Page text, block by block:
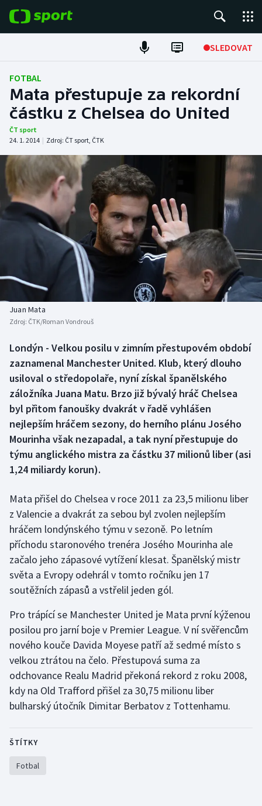
SLEDOVAT
Fotbal
Hokej
Tenis
Atletika
Cyklistika
DALŠÍ SPORTY
Americký fotbal
Baseball a softbal
Biatlon
Boby a skeleton
Box
Curling
Dostihy
Florbal
Futsal
Golf
Gymnastika
Házená
Jezdectví
Judo
Krasobruslení
Lezení
Moderní pětiboj
NEPŘEHLÉDNĚTE
Historické návraty
Aplikace ČT sport
AZ kvíz
FOTBAL
Mata přestupuje za rekordní
částku z Chelsea do United
ČT sport
24. 1. 2014 | Zdroj: ČT sport, ČTK
Juan Mata
Zdroj: ČTK/Roman Vondrouš
Londýn - Velkou posilu v zimním přestupovém období
zaznamenal Manchester United. Klub, který dlouho
usiloval o středopolaře, nyní získal španělského
záložníka Juana Matu. Brzo již bývalý hráč Chelsea
byl přitom fanoušky dvakrát v řadě vyhlášen
nejlepším hráčem sezony, do herního plánu Josého
Mourinha však nezapadal, a tak nyní přestupuje do
týmu anglického mistra za částku 37 milionů liber (asi
1,24 miliardy korun).
Mata přišel do Chelsea v roce 2011 za 23,5 milionu liber
z Valencie a dvakrát za sebou byl zvolen nejlepším
hráčem londýnského týmu v sezoně. Po letním
příchodu staronového trenéra Josého Mourinha ale
začalo jeho zápasové vytížení klesat. Španělský mistr
světa a Evropy odehrál v tomto ročníku jen 17
soutěžních zápasů a vstřelil jeden gól.
Pro trápící se Manchester United je Mata první kýženou
posilou pro jarní boje v Premier League. V ní svěřencům
nového kouče Davida Moyese patří až sedmé místo s
velkou ztrátou na čelo. Přestupová suma za
odchovance Realu Madrid překoná rekord z roku 2008,
kdy na Old Trafford přišel za 30,75 milionu liber
bulharský útočník Dimitar Berbatov z Tottenhamu.
ŠTÍTKY
Fotbal